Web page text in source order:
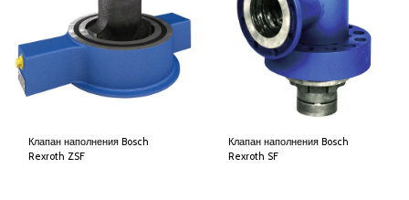
Клапан наполнения Bosch
Rexroth ZSF
Клапан наполнения Bosch
Rexroth SF